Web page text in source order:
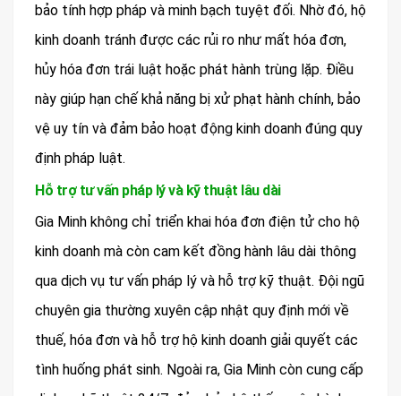
bảo tính hợp pháp và minh bạch tuyệt đối. Nhờ đó, hộ
kinh doanh tránh được các rủi ro như mất hóa đơn,
hủy hóa đơn trái luật hoặc phát hành trùng lặp. Điều
này giúp hạn chế khả năng bị xử phạt hành chính, bảo
vệ uy tín và đảm bảo hoạt động kinh doanh đúng quy
định pháp luật.
Hỗ trợ tư vấn pháp lý và kỹ thuật lâu dài
Gia Minh không chỉ triển khai hóa đơn điện tử cho hộ
kinh doanh mà còn cam kết đồng hành lâu dài thông
qua dịch vụ tư vấn pháp lý và hỗ trợ kỹ thuật. Đội ngũ
chuyên gia thường xuyên cập nhật quy định mới về
thuế, hóa đơn và hỗ trợ hộ kinh doanh giải quyết các
tình huống phát sinh. Ngoài ra, Gia Minh còn cung cấp